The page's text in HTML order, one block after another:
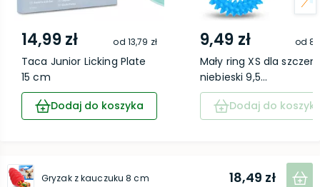
14,99 zł od 13,79 zł
Taca Junior Licking Plate
15 cm
Dodaj do koszyka
9,49 zł od
Mały ring XS dla
niebieski 9,5...
Dodaj do
Gryzak z kauczuku 8 cm 18,49 zł